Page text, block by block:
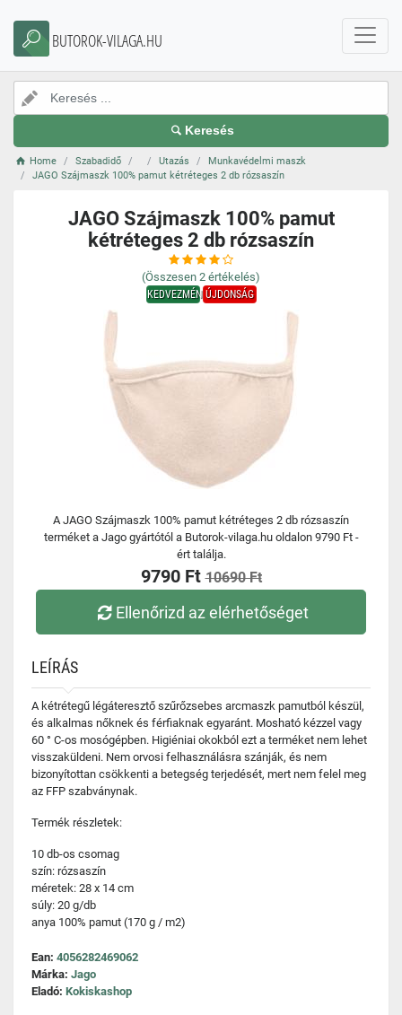
BUTOROK-VILAGA.HU
Keresés
Home Szabadidő Utazás
Munkavédelmi maszk
JAGO Szájmaszk 100% pamut kétréteges 2 db rózsaszín
JAGO Szájmaszk 100% pamut
kétréteges 2 db rózsaszín
(Összesen 2 értékelés)
KEDVEZMÉNYÚJDONSÁG
A JAGO Szájmaszk 100% pamut kétréteges 2 db rózsaszín
terméket a Jago gyártótól a Butorok-vilaga.hu oldalon 9790 Ft -
ért találja.
9790 Ft10690 Ft
Ellenőrizd az elérhetőséget
LEÍRÁS
A kétrétegű légáteresztő szűrőzsebes arcmaszk pamutból készül,
és alkalmas nőknek és férfiaknak egyaránt. Mosható kézzel vagy
60 ° C-os mosógépben. Higiéniai okokból ezt a terméket nem lehet
visszaküldeni. Nem orvosi felhasználásra szánják, és nem
bizonyítottan csökkenti a betegség terjedését, mert nem felel meg
az FFP szabványnak.
Termék részletek:
10 db-os csomag
szín: rózsaszín
méretek: 28 x 14 cm
súly: 20 g/db
anya 100% pamut (170 g / m2)
Ean: 4056282469062
Márka: Jago
Eladó: Kokiskashop